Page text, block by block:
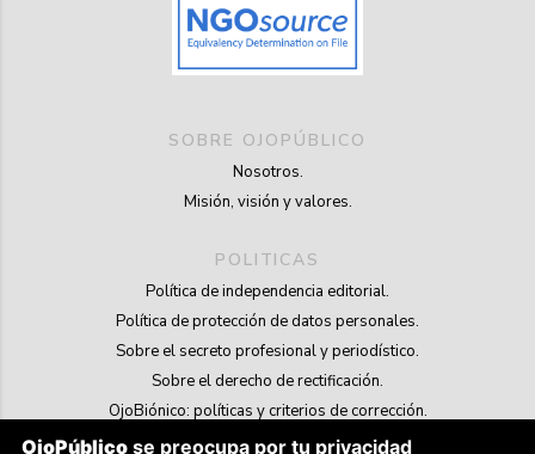
SOBRE OJOPÚBLICO
Nosotros.
Misión, visión y valores.
POLITICAS
Política de independencia editorial.
Política de protección de datos personales.
Sobre el secreto profesional y periodístico.
Sobre el derecho de rectificación.
OjoBiónico: políticas y criterios de corrección.
Sobre libertad de información frente a pedidos de retiro de contenidos.
OjoPúblico se preocupa por tu privacidad